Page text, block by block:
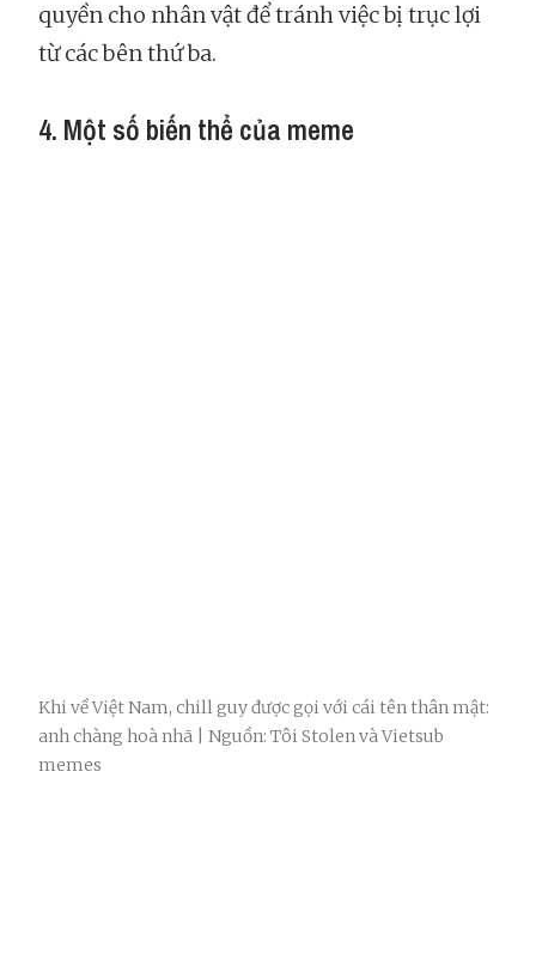
quyền cho nhân vật để tránh việc bị trục lợi
từ các bên thứ ba.
4. Một số biến thể của meme
Khi về Việt Nam, chill guy được gọi với cái tên thân mật:
anh chàng hoà nhã | Nguồn: Tôi Stolen và Vietsub
memes